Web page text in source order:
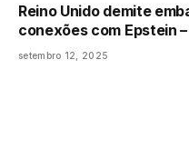
Reino Unido demite
conexões com Epstein
setembro 12, 2025